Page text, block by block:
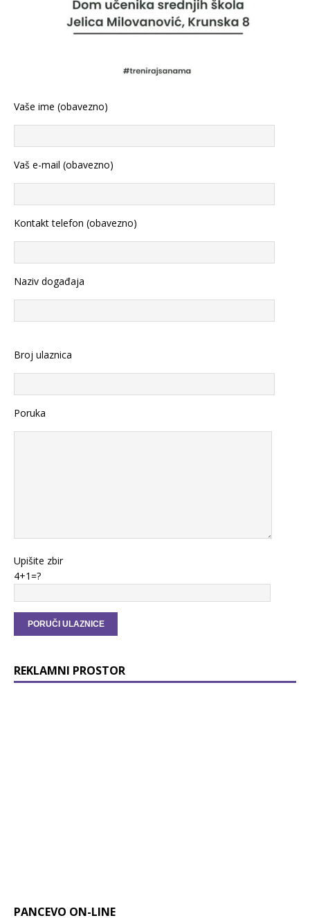
Vaše ime (obavezno)
Vaš e-mail (obavezno)
Kontakt telefon (obavezno)
Naziv događaja
Broj ulaznica
Poruka
Upišite zbir
4+1=?
REKLAMNI PROSTOR
PANCEVO ON-LINE